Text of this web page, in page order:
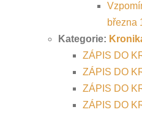
března
Kategorie:
ZÁPIS DO
ZÁPIS DO
ZÁPIS DO
ZÁPIS DO